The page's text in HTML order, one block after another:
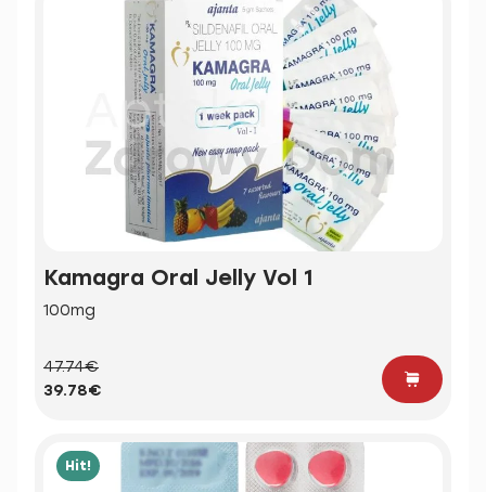
Kamagra Oral Jelly Vol 1
100mg
47.74€
39.78€
Hit!